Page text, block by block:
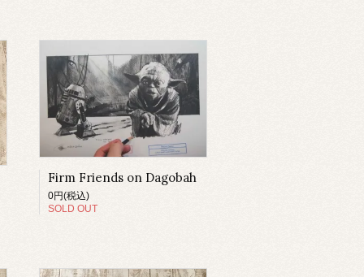
Firm Friends on Dagobah
0円(税込)
SOLD OUT